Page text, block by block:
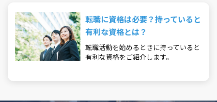
転職に資格は必要？持っていると
有利な資格とは？
転職活動を始めるときに持っていると
有利な資格をご紹介します。